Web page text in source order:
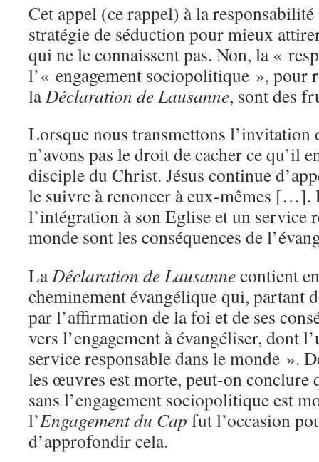
Cet appel (ce rappel) à la responsabilité
stratégie de séduction pour mieux
qui ne le connaissent pas. Non, la «
l’« engagement sociopolitique », pour
laDéclaration de Lausanne, sont des
Lorsque nous transmettons l’invitation
n’avons pas le droit de cacher ce qu’il
disciple du Christ. Jésus continue
le suivre à renoncer à eux-mêmes […].
l’intégration à son Eglise et un service
monde sont les conséquences de
LaDéclaration de Lausannecontient
cheminement évangélique qui, partant
par l’affirmation de la foi et de ses
vers l’engagement à évangéliser, dont
service responsable dans le monde ».
les œuvres est morte, peut-on conclure
sans l’engagement sociopolitique est
l’Engagement du Cap fut l’occasion
d’approfondir cela.